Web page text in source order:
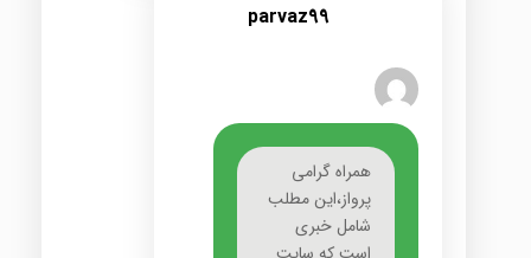
parvaz99
همراه گرامی
پرواز،این مطلب
شامل خبری